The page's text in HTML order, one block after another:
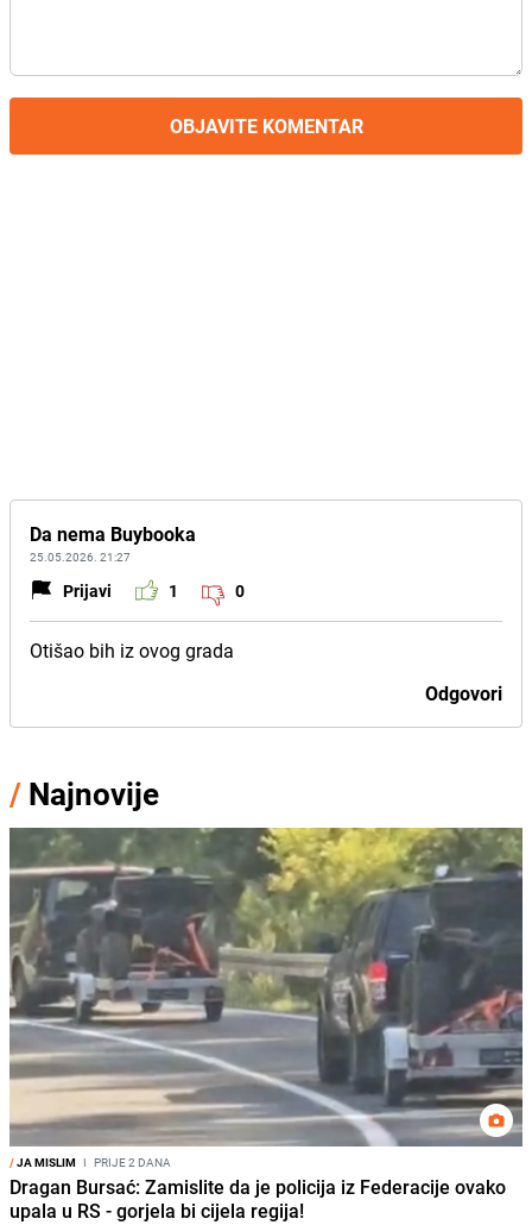
OBJAVITE KOMENTAR
Da nema Buybooka
25.05.2026. 21:27
Prijavi 1 0
Otišao bih iz ovog grada
Odgovori
/ Najnovije
/JA MISLIM I PRIJE 2 DANA
Dragan Bursać: Zamislite da je policija iz Federacije ovako
upala u RS - gorjela bi cijela regija!